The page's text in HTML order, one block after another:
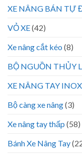
XE NÂNG BÁN TỰ
VỎ XE(42)
Xe nâng cắt kéo (8)
BỘ NGUỒN THỦY
XE NÂNG TAY INOX
Bộ càng xe nâng(3)
Xe nâng tay thấp (58)
Bánh Xe Nâng Tay